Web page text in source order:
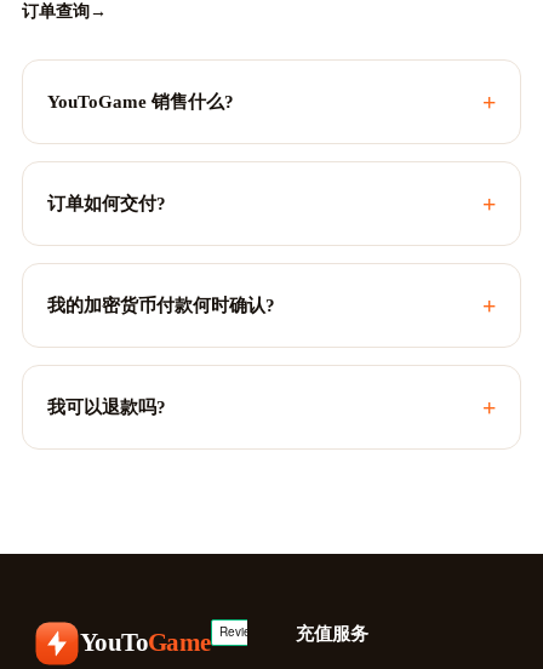
订单查询 →
YouToGame 销售什么? +
订单如何交付? +
我的加密货币付款何时确认? +
我可以退款吗? +
YouToGame 充值服务